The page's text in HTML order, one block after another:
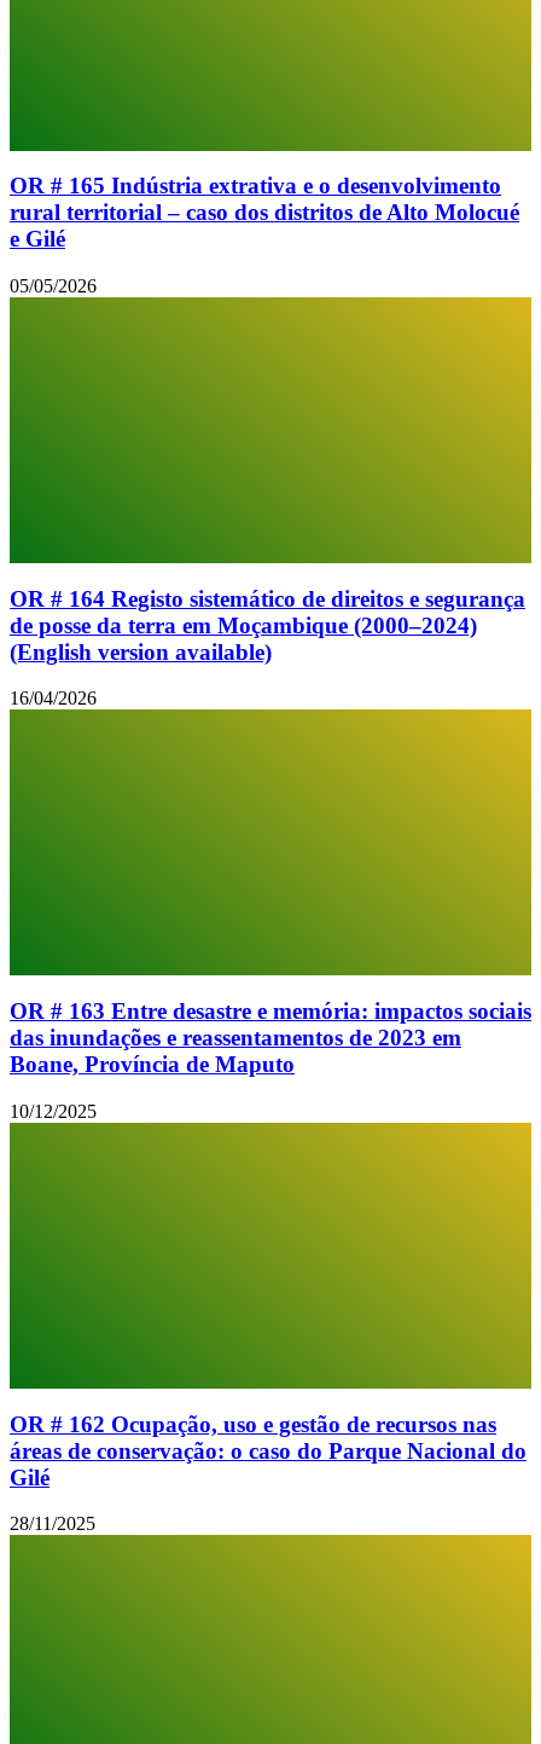
OR # 165 Indústria extrativa e o desenvolvimento
rural territorial – caso dos distritos de Alto Molocué
e Gilé
05/05/2026
OR # 164 Registo sistemático de direitos e segurança
de posse da terra em Moçambique (2000–2024)
(English version available)
16/04/2026
OR # 163 Entre desastre e memória: impactos sociais
das inundações e reassentamentos de 2023 em
Boane, Província de Maputo
10/12/2025
OR # 162 Ocupação, uso e gestão de recursos nas
áreas de conservação: o caso do Parque Nacional do
Gilé
28/11/2025